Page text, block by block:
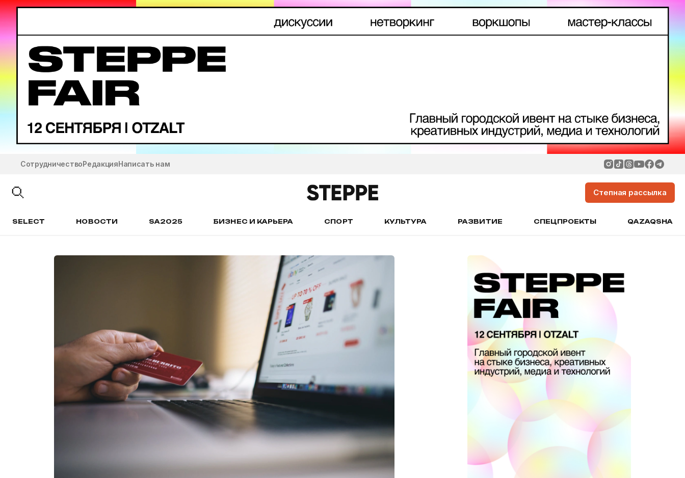
СотрудничествоРедакцияНаписать нам
Степная рассылка
SELECT НОВОСТИ SA2025 БИЗНЕС И КАРЬЕРА СПОРТ КУЛЬТУРА РАЗВИТИЕ СПЕЦПРОЕКТЫ QAZAQSHA